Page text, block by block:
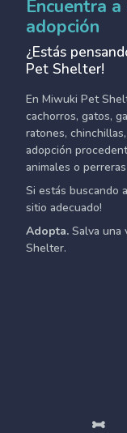
Encuentra
adopción
¿Estás
Pet Shelter!
En Miwuki Pet
cachorros, gatos,
ratones,
adopción
animales o
Si estás buscando
sitio adecuado!
Adopta. Salva una
Shelter.